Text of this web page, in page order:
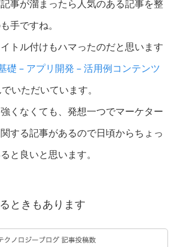
事が溜まったら人気のある記事を整
手ですね。
トル付けもハマったのだと思います
礎 – アプリ開発 – 活用例コンテンツ
いただいています。
くなくても、発想一つでマーケター
する記事があるので日頃からちょっ
と良いと思います。
ときもあります